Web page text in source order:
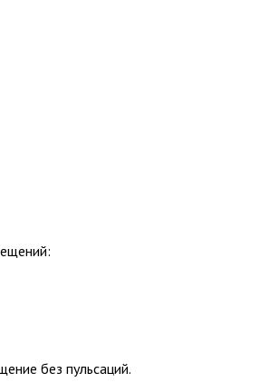
без пульсаций.